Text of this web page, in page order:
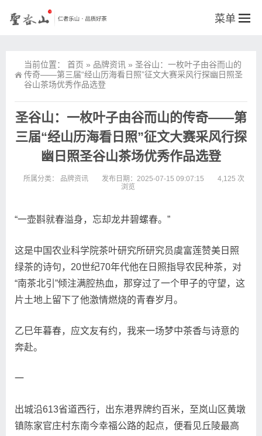
菜单
当前位置： 首页 » 品牌资讯 » 圣谷山：一枚叶子由谷而山的
传奇——第三届“经山历海看日照”征文大赛采风行探幽日照圣
谷山茶场优秀作品选登
圣谷山：一枚叶子由谷而山的传奇——第
三届“经山历海看日照”征文大赛采风行探
幽日照圣谷山茶场优秀作品选登
所属分类： 品牌资讯 发布日期：2025-07-15 09:07:15
4,125 次
浏览
“一壶斟就春溢身，忘却龙井碧螺春。”
这是中国农业科学院茶叶研究所研究员虞富莲赞美日照
绿茶的诗句，20世纪70年代他在日照指导农民种茶，对
“南茶北引”倾注满腔热血，那穿过了一个甲子的守望，这
片土地上留下了他激情燃烧的青春岁月。
乙巳年暮春，应文友有约，我来一场梦中茶香与诗意的
奔赴。
一
出城沿613省道西行，出东港界牌约百米，至岚山区黄墩
镇陈家官庄村东南今幸福公路的起点，便看见丘陵最高